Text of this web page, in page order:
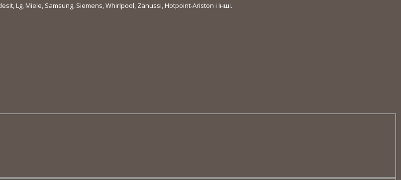
Lg, Miele, Samsung, Siemens, Whirlpool, Zanussi, Hotpoint-Ariston і Інші.